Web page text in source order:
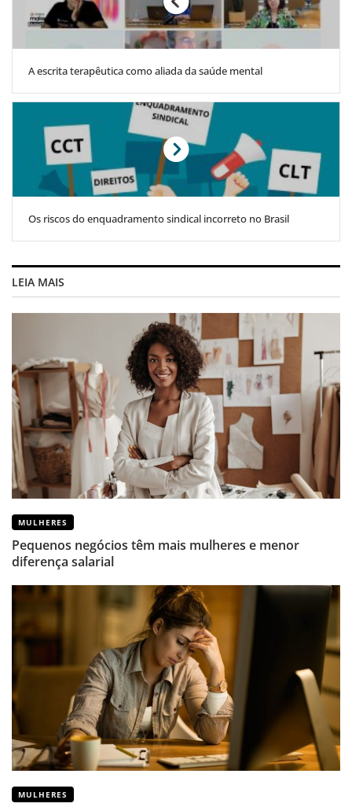
A escrita terapêutica como aliada da saúde mental
Os riscos do enquadramento sindical incorreto no Brasil
LEIA MAIS
MULHERES
Pequenos negócios têm mais mulheres e menor
diferença salarial
MULHERES